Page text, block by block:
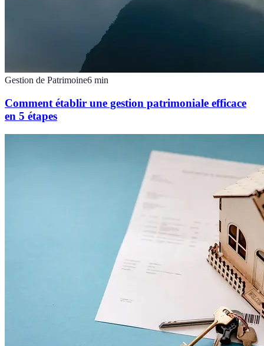
Gestion de Patrimoine6 min
Comment établir une gestion patrimoniale efficace
en 5 étapes